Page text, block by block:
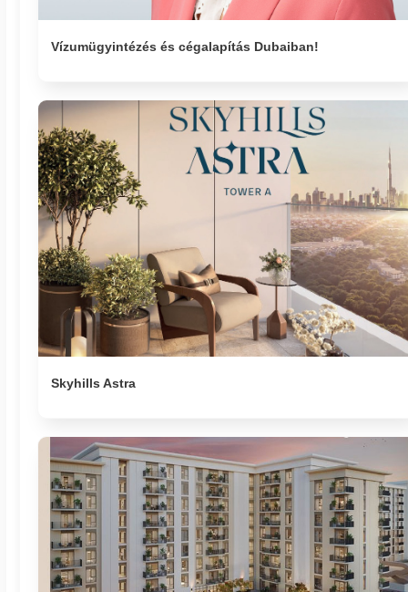
Vízumügyintézés és cégalapítás Dubaiban!
Skyhills Astra